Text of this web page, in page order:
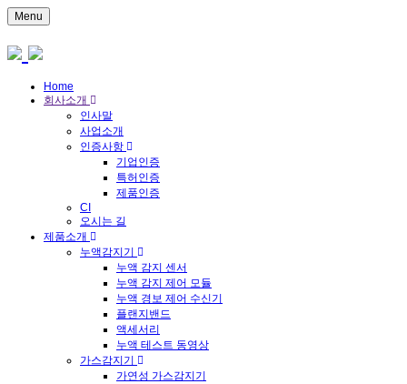
Menu
Home
회사소개
인사말
사업소개
인증사항
기업인증
특허인증
제품인증
CI
오시는 길
제품소개
누액감지기
누액 감지 센서
누액 감지 제어 모듈
누액 경보 제어 수신기
플랜지밴드
액세서리
누액 테스트 동영상
가스감지기
가연성 가스감지기